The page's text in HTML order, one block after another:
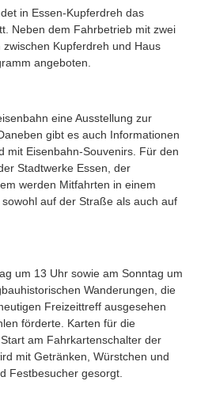
in Essen-Kupferdreh das
Neben dem Fahrbetrieb mit zwei
Kupferdreh und Haus
angeboten.
eine Ausstellung zur
gibt es auch Informationen
mit Eisenbahn-Souvenirs. Für den
Stadtwerke Essen, der
werden Mitfahrten in einem
auf der Straße als auch auf
um 13 Uhr sowie am Sonntag um
Wanderungen, die
Freizeittreff ausgesehen
förderte. Karten für die
am Fahrkartenschalter der
mit Getränken, Würstchen und
Festbesucher gesorgt.